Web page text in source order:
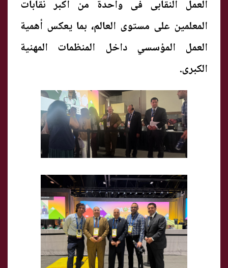
العمل النقابى فى واحدة من أكبر نقابات
المعلمين على مستوى العالم، بما يعكس أهمية
العمل المؤسسي داخل المنظمات المهنية
الكبرى.